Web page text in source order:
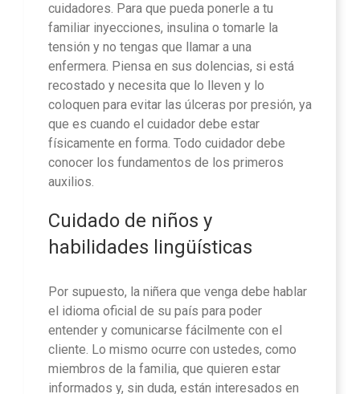
cuidadores. Para que pueda ponerle a tu
familiar inyecciones, insulina o tomarle la
tensión y no tengas que llamar a una
enfermera. Piensa en sus dolencias, si está
recostado y necesita que lo lleven y lo
coloquen para evitar las úlceras por presión, ya
que es cuando el cuidador debe estar
físicamente en forma. Todo cuidador debe
conocer los fundamentos de los primeros
auxilios.
Cuidado de niños y
habilidades lingüísticas
Por supuesto, la niñera que venga debe hablar
el idioma oficial de su país para poder
entender y comunicarse fácilmente con el
cliente. Lo mismo ocurre con ustedes, como
miembros de la familia, que quieren estar
informados y, sin duda, están interesados en